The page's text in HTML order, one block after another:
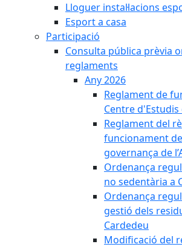
Lloguer instal·lacions
Esport a casa
Participació
Consulta pública prèvia
reglaments
Any 2026
Reglament de
Centre d'Estudis
Reglament del
funcionament
governança de
Ordenança
no sedentària a
Ordenança
gestió dels
Cardedeu
Modificació del